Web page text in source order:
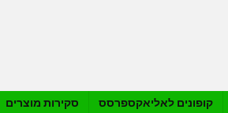
קופונים לאליאקספרסס סקירות מוצרים